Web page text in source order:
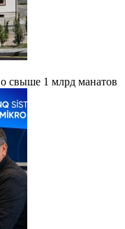
свыше 1 млрд манатов